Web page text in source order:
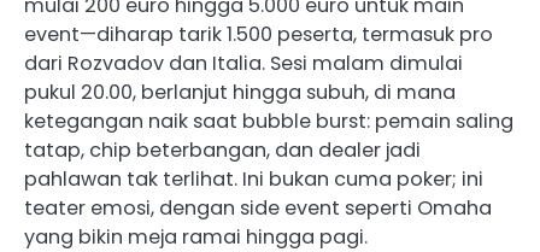
event—diharap tarik 1.500 peserta, termasuk pro
dari Rozvadov dan Italia. Sesi malam dimulai
pukul 20.00, berlanjut hingga subuh, di mana
ketegangan naik saat bubble burst: pemain saling
tatap, chip beterbangan, dan dealer jadi
pahlawan tak terlihat. Ini bukan cuma poker; ini
teater emosi, dengan side event seperti Omaha
yang bikin meja ramai hingga pagi.